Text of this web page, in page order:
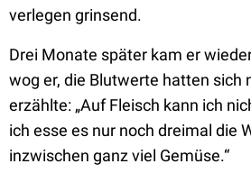
verlegen grinsend.
Drei Monate später kam er
wog er, die Blutwerte hatten sich
erzählte: „Auf Fleisch kann ich
ich esse es nur noch dreimal die
inzwischen ganz viel Gemüse.“